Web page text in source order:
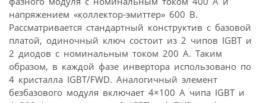
напряжением «коллектор-эмиттер» 600 В.
Рассматривается стандартный конструктив с базовой
платой, одиночный ключ состоит из 2 чипов IGBT и
2 диодов с номинальным током 200 А. Таким
образом, в каждой фазе инвертора использовано по
4 кристалла IGBT/FWD. Аналогичный элемент
безбазового модуля включает 4×100 А чипа IGBT и